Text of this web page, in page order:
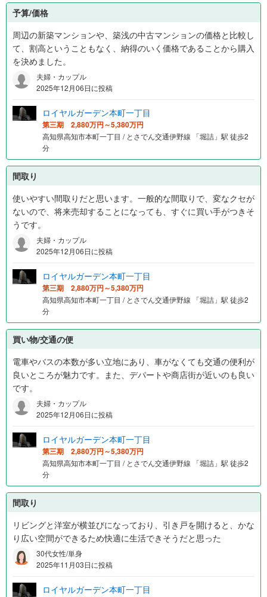
予算/価格
周辺の新築マンションや、築浅の中古マンションの価格と比較し
て、割高ということもなく、納得のいく価格であることから購入
を決めました。
夫婦・カップル
2025年12月06日に投稿
ロイヤルガーデン本町一丁目
第三期 2,880万円～5,380万円
高知県高知市本町一丁目 / とさでん交通伊野線 「堀詰」駅 徒歩2
分
間取り
使いやすい間取りだと思います。一般的な間取りで、変なクセが
ないので、将来売却することになっても、すぐに買い手がつきそ
うです。
夫婦・カップル
2025年12月06日に投稿
ロイヤルガーデン本町一丁目
第三期 2,880万円～5,380万円
高知県高知市本町一丁目 / とさでん交通伊野線 「堀詰」駅 徒歩2
分
買い物/交通の便
電車やバスの本数が多い立地にあり、車がなくても交通の便利が
良いところが魅力です。また、デパートや商店街が近いのも良い
です。
夫婦・カップル
2025年12月06日に投稿
ロイヤルガーデン本町一丁目
第三期 2,880万円～5,380万円
高知県高知市本町一丁目 / とさでん交通伊野線 「堀詰」駅 徒歩2
分
間取り
リビングと洋室が横並びになっており、引き戸を開けると、かな
り広い空間ができるため快適に生活できそうだと思った
30代女性/単身
2025年11月03日に投稿
ロイヤルガーデン本町一丁目